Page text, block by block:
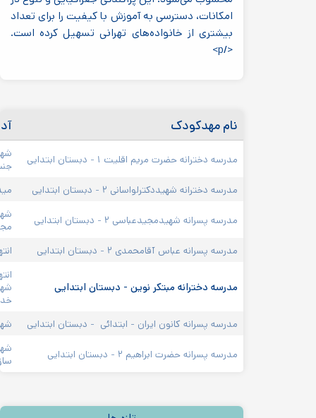
امکانات، دسترسی به آموزش با کیفیت را برای تعداد
بیشتری از خانواده‌های تهرانی تسهیل کرده است.
مدرسه دخترانه حضرت مریم اقلیت ۱ - دبستان ابتدایی
شهر زیبا، میدان
جنب کانون اصلاح
مدرسه دخترانه شهیددکترلواسانی ۲ - دبستان ابتدایی
میدان شهر زیبا،
مدرسه پسرانه شهیدمجیدعباسی ۲ - دبستان ابتدایی
شهر زیبا، خیابان
مجید عباسی
مدرسه پسرانه عباس آقامحمدی ۲ - دبستان ابتدایی
انتهای شهر زیبا،
مدرسه دخترانه مبتکر نوین - دبستان ابتدایی
انتهای اتوبان
شهران، خیابان حاج
مدرسه پسرانه کانون ایران - ابتدائی  - دبستان ابتدایی
شهر زیبا، میدان
مدرسه پسرانه حضرت ابراهیم ۲ - دبستان ابتدایی
شهرزیبا، روبروی
سازمان شهرک